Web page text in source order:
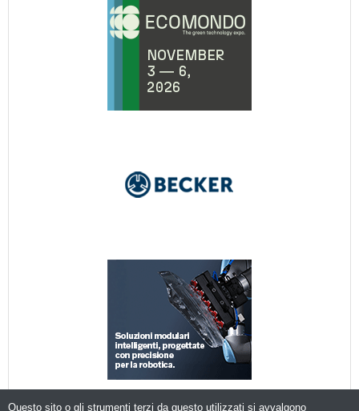
Questo sito o gli strumenti terzi da questo utilizzati si avvalgono